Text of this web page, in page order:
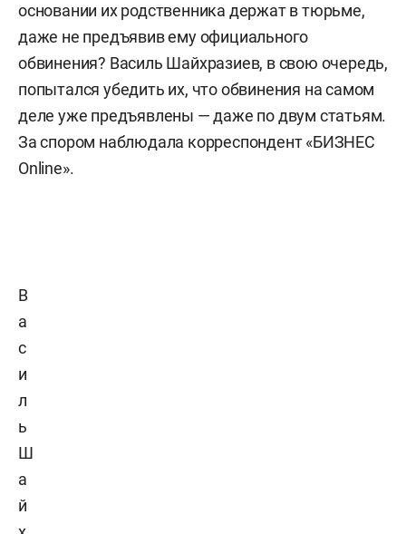
основании их родственника держат в тюрьме,
даже не предъявив ему официального
обвинения? Василь Шайхразиев, в свою очередь,
попытался убедить их, что обвинения на самом
деле уже предъявлены — даже по двум статьям.
За спором наблюдала корреспондент «БИЗНЕС
Online».
В
а
с
и
л
ь
Ш
а
й